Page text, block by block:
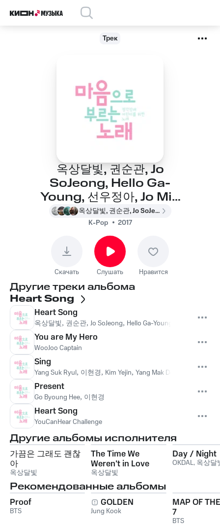
Трек
옥상달빛, 권순관, Jo
SoJeong, Hello Ga-
Young, 선우정아, Jo Min
Hwi - Heart Song
옥상달빛, 권순관, Jo SoJeong, Hello Ga-Young, 선우정아, Jo Min Hwi
K-Pop
2017
Скачать Слушать Нравится
Другие треки альбома
Heart Song
Heart Song
옥상달빛, 권순관, Jo SoJeong, Hello Ga-Young
You are My Hero
WooJoo Captain
Sing
Yang Suk Ryul, 이현경, Kim Yejin, Yang Mak Dong
Present
Go Byoung Hee, 이현경
Heart Song
YouCanHear Challenge
Другие альбомы исполнителя
가끔은 그래도 괜찮
아
옥상달빛
The Time We
Weren't in Love
Part.2
옥상달빛
Day / Night
OKDAL, 옥상달
Рекомендованные альбомы
Proof
BTS
GOLDEN
Jung Kook
MAP OF
7
BTS